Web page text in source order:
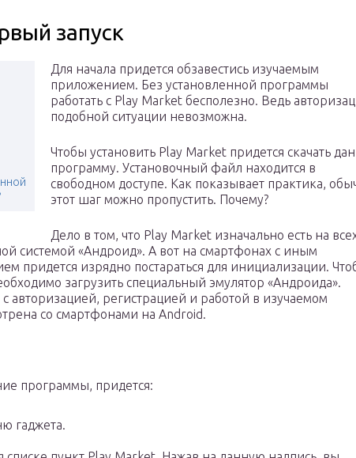
запуск
Для начала придется обзавестись изучаемым
приложением. Без установленной программы
работать с Play Market бесполезно. Ведь
подобной ситуации невозможна.
Чтобы установить Play Market придется скачать
программу. Установочный файл находится в
свободном доступе. Как показывает практика,
этот шаг можно пропустить. Почему?
Дело в том, что Play Market изначально есть на
системой «Андроид». А вот на смартфонах с иным
придется изрядно постараться для инициализации.
загрузить специальный эмулятор «Андроида».
с авторизацией, регистрацией и работой в изучаемом
со смартфонами на Android.
программы, придется:
гаджета.